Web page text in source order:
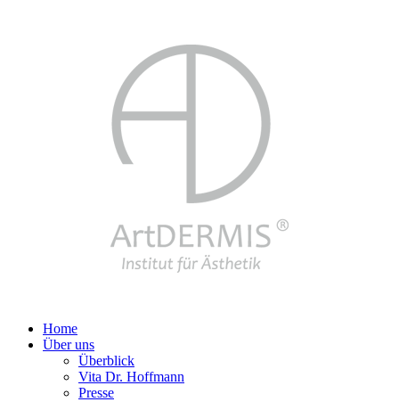
Home
Über uns
Überblick
Vita Dr. Hoffmann
Presse